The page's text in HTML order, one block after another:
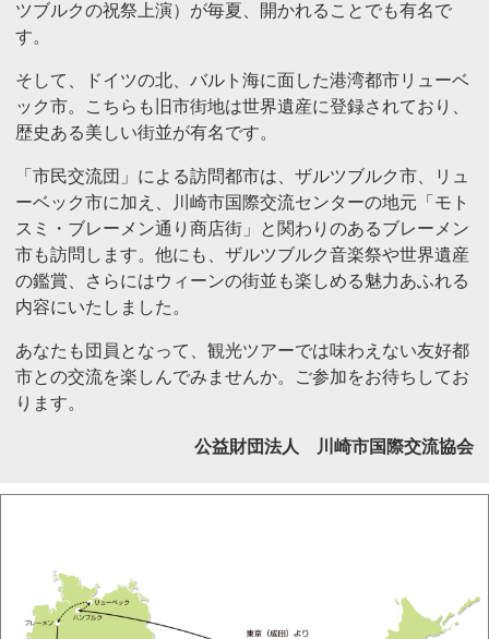
ツブルクの祝祭上演）が毎夏、開かれることでも有名で
す。
そして、ドイツの北、バルト海に面した港湾都市リューベ
ック市。こちらも旧市街地は世界遺産に登録されており、
歴史ある美しい街並が有名です。
「市民交流団」による訪問都市は、ザルツブルク市、リュ
ーベック市に加え、川崎市国際交流センターの地元「モト
スミ・ブレーメン通り商店街」と関わりのあるブレーメン
市も訪問します。他にも、ザルツブルク音楽祭や世界遺産
の鑑賞、さらにはウィーンの街並も楽しめる魅力あふれる
内容にいたしました。
あなたも団員となって、観光ツアーでは味わえない友好都
市との交流を楽しんでみませんか。ご参加をお待ちしてお
ります。
公益財団法人 川崎市国際交流協会